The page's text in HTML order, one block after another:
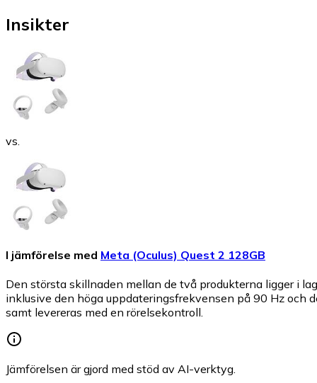
Insikter
vs.
I jämförelse med Meta (Oculus) Quest 2 128GB
Den största skillnaden mellan de två produkterna ligger i
inklusive den höga uppdateringsfrekvensen på 90 Hz och
samt levereras med en rörelsekontroll.
Jämförelsen är gjord med stöd av AI-verktyg.